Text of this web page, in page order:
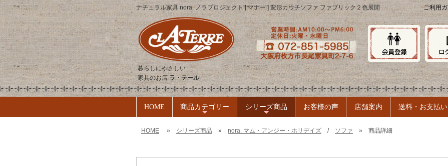
ナチュラル家具 nora. ノラプロジェクト [ マナー ] 変形カウチソファ ファブリック２色展開 ご利用
暮らしにやさしい
家具のお店 ラ・テール
HOME 商品カテゴリー シリーズ商品 お客様の声 店舗案内 送料・お支払い
HOME » シリーズ商品 » nora. マム・アンジー・ホリデイズ / ソファ » 商品詳細